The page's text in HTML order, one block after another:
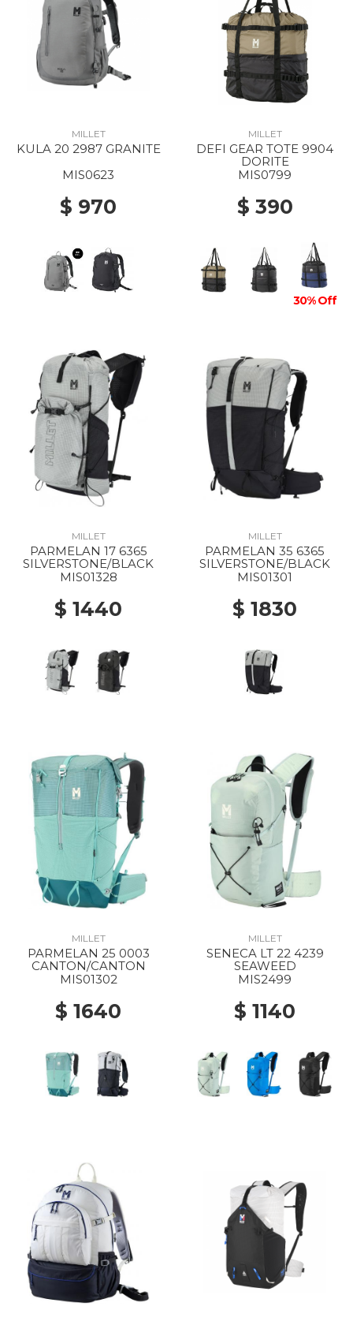
MILLET
KULA 20 2987 GRANITE
MIS0623
$ 970
MILLET
DEFI GEAR TOTE 9904
DORITE
MIS0799
$ 390
30% Off
MILLET
PARMELAN 17 6365
SILVERSTONE/BLACK
MIS01328
$ 1440
MILLET
PARMELAN 35 6365
SILVERSTONE/BLACK
MIS01301
$ 1830
MILLET
PARMELAN 25 0003
CANTON/CANTON
MIS01302
$ 1640
MILLET
SENECA LT 22 4239
SEAWEED
MIS2499
$ 1140